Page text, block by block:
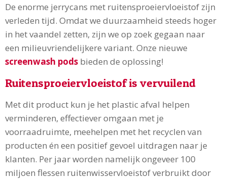
De enorme jerrycans met ruitensproeiervloeistof zijn
verleden tijd. Omdat we duurzaamheid steeds hoger
in het vaandel zetten, zijn we op zoek gegaan naar
een milieuvriendelijkere variant. Onze nieuwe
screenwash pods bieden de oplossing!
Ruitensproeiervloeistof is vervuilend
Met dit product kun je het plastic afval helpen
verminderen, effectiever omgaan met je
voorraadruimte, meehelpen met het recyclen van
producten én een positief gevoel uitdragen naar je
klanten. Per jaar worden namelijk ongeveer 100
miljoen flessen ruitenwisservloeistof verbruikt door